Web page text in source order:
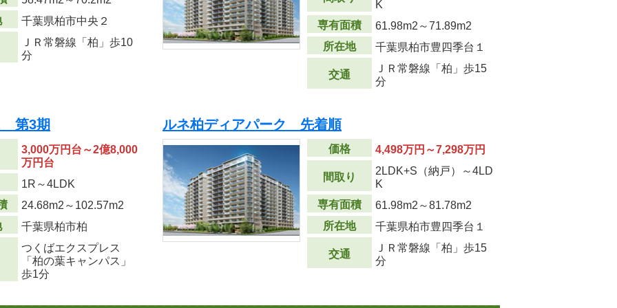
千葉県柏市中央２
ＪＲ常磐線「柏」歩10
分
K
専有面積
61.98m2 ～71.89m2
所在地
千葉県柏市豊四季台１
交通
ＪＲ常磐線「柏」歩15
分
第3期
3,000万円台～2億8,000
万円台
1R～4LDK
24.68m2 ～102.57m2
千葉県柏市柏
つくばエクスプレス
「柏の葉キャンパス」
歩1分
ルネ柏ディアパーク 先着順
価格 4,498万円～7,298万円
間取り
2LDK+S（納戸）～4LD
K
専有面積
61.98m2 ～81.78m2
所在地
千葉県柏市豊四季台１
交通
ＪＲ常磐線「柏」歩15
分